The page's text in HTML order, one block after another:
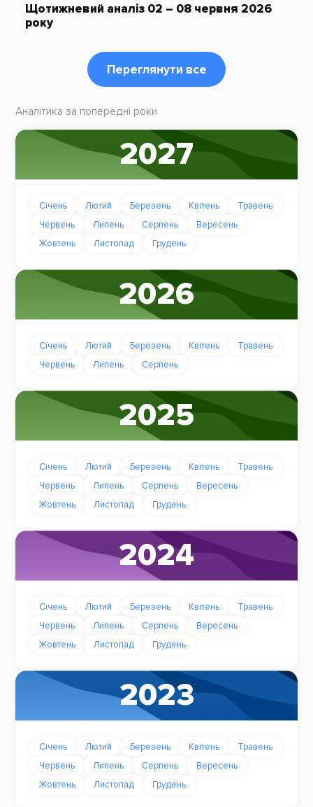
Щотижневий аналіз 02 – 08 червня 2026
року
Переглянути все
Аналітика за попередні роки
2027
Січень Лютий Березень Квітень
Травень
Червень
Липень Серпень
Вересень
Жовтень
Листопад Грудень
2026
Січень Лютий Березень Квітень
Травень
Червень
Липень Серпень
2025
Січень Лютий Березень Квітень
Травень
Червень
Липень Серпень
Вересень
Жовтень
Листопад Грудень
2024
Січень Лютий Березень Квітень
Травень
Червень
Липень Серпень
Вересень
Жовтень
Листопад Грудень
2023
Січень Лютий Березень Квітень
Травень
Червень
Липень Серпень
Вересень
Жовтень
Листопад Грудень